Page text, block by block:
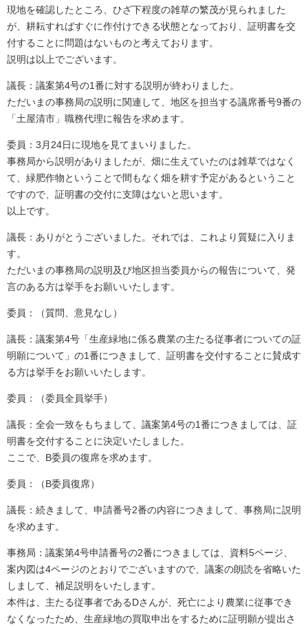
現地を確認したところ、ひざ下程度の雑草の繁茂が見られました
が、耕耘すればすぐに作付けできる状態となっており、証明書を交
付することに問題はないものと考えております。
説明は以上でございます。
議長：議案第4号の1番に対する説明が終わりました。
ただいまの事務局の説明に関連して、地区を担当する議席番号9番の
「土屋清市」職務代理に報告を求めます。
委員：3月24日に現地を見てまいりました。
事務局から説明がありましたが、畑に生えていたのは雑草ではなく
て、緑肥作物ということで間もなく畑を耕す予定があるということ
ですので、証明書の交付に支障はないと思います。
以上です。
議長：ありがとうございました。それでは、これより質疑に入りま
す。
ただいまの事務局の説明及び地区担当委員からの報告について、発
言のある方は挙手をお願いいたします。
委員：（質問、意見なし）
議長：議案第4号「生産緑地に係る農業の主たる従事者についての証
明願について」の1番につきまして、証明書を交付することに賛成す
る方は挙手をお願いいたします。
委員：（委員全員挙手）
議長：全会一致をもちまして、議案第4号の1番につきましては、証
明書を交付することに決定いたしました。
ここで、B委員の復席を求めます。
委員：（B委員復席）
議長：続きまして、申請番号2番の内容につきまして、事務局に説明
を求めます。
事務局：議案第4号申請番号の2番につきましては、資料5ページ、
案内図は4ページのとおりでございますので、議案の朗読を省略いた
しまして、補足説明をいたします。
本件は、主たる従事者であるDさんが、死亡により農業に従事でき
なくなったため、生産緑地の買取申出をするために証明願が提出さ